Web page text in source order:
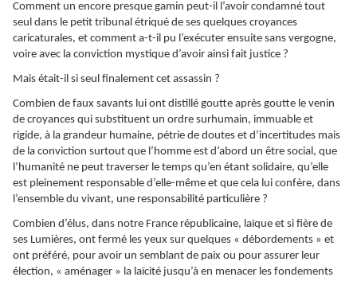
Comment un encore presque gamin peut-il l’avoir condamné tout
seul dans le petit tribunal étriqué de ses quelques croyances
caricaturales, et comment a-t-il pu l’exécuter ensuite sans vergogne,
voire avec la conviction mystique d’avoir ainsi fait justice ?
Mais était-il si seul finalement cet assassin ?
Combien de faux savants lui ont distillé goutte après goutte le venin
de croyances qui substituent un ordre surhumain, immuable et
rigide, à la grandeur humaine, pétrie de doutes et d’incertitudes mais
de la conviction surtout que l’homme est d’abord un être social, que
l’humanité ne peut traverser le temps qu’en étant solidaire, qu’elle
est pleinement responsable d’elle-même et que cela lui confère, dans
l’ensemble du vivant, une responsabilité particulière ?
Combien d’élus, dans notre France républicaine, laïque et si fière de
ses Lumières, ont fermé les yeux sur quelques « débordements » et
ont préféré, pour avoir un semblant de paix ou pour assurer leur
élection, « aménager » la laïcité jusqu’à en menacer les fondements